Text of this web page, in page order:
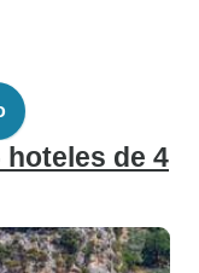
hoteles de 4